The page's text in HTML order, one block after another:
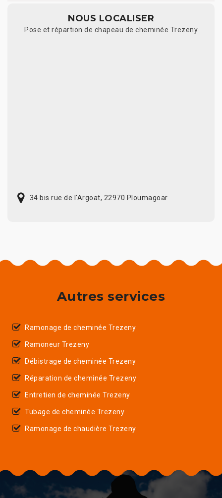
NOUS LOCALISER
Pose et répartion de chapeau de cheminée Trezeny
34 bis rue de l'Argoat, 22970 Ploumagoar
Autres services
Ramonage de cheminée Trezeny
Ramoneur Trezeny
Débistrage de cheminée Trezeny
Réparation de cheminée Trezeny
Entretien de cheminée Trezeny
Tubage de cheminée Trezeny
Ramonage de chaudière Trezeny